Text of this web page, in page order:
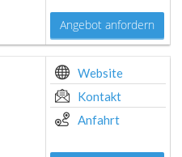
Angebot anfordern
Website
Kontakt
Anfahrt